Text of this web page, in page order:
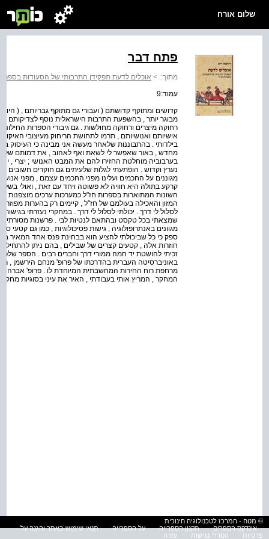
שלום אורח
פתח דבר
מתוך: > אוכלים לדעת תפקידן התרבותי של הסעודות
עמוד:9
קדושים ומתוקף קדושתם ( ועבורי גם מתוקף גבריותם , ( היו
מבוגר יותר , בהשפעת התרבות הישראלית נוסף לצדיקותם
רחוקה מיצרים ורחוקה מחולשות . גם גיבורי הספרות
אישיותם ואנושיותם , תרמו לתחושת הריחוק מעיצובי
בילדותי . בהתבוננות שלאחר מעשה אני מבינה כי העיסוק
מחדש , באור שאפשר לי לשאת ואף לאהוב , את דמותם של
בערבוביה מוחלטת החזירו להם את המבט האנושי ; יצרי ,
נערץ וקדוש . הופתעתי לגלות שלעיתים גם חוקרים חשובים ,
מגוננים על החכמים ועלינו מפני החכמים עצמם , מפני
קרקע בתולה היא חוויה לא פשוטה ויחד עם זאת , ואולי בשל
השונות המתוארות בספרות חז"ל כמערכות ערכים מוצפנות ,
המזון והאכילה בעולמם של חז"ל , קיימים רק בהערות
לסלול לי דרך . יכולתי לסלול לי דרך . במחקרי נעזרתי
שמצאתי בכל טקסט ובהתאם לנטיות לבי . פרשנות מסורתית ,
מגוונים באנתרופולוגיה , גישות פסיכולוגיות , כמו גם קטעי
ספק כי כל שביכולתי להציע הוא בבחינת פנס אחד המאיר
חוזרות אלה , קטעים קצרים של שבילים , בהם ניתן
זכיתי להושטת יד חמה ממורי דרך וחברים רבים . הספר
באוניברסיטה העברית בהדרכתו של פרופ' מנחם הירשמן ,
מרחפת רוח החירות המחשבתית המיוחדת לו . פרופ' אברהם
המחקר , המריץ אותי בעבודתי , האיר את עיני בסוגיות
© מטח - המרכז לטכנולוגיה חינוכית
אינדקס הספרים
תקנון הספרייה על הספרייה
תנאי שימוש באתר והגנה על
פרטיות
הסדרי נגישות עזרה